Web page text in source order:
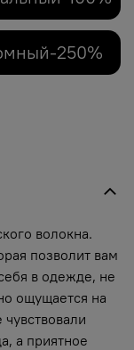
250%
волокна.
позволит вам
в одежде, не
ощущается на
а приятное